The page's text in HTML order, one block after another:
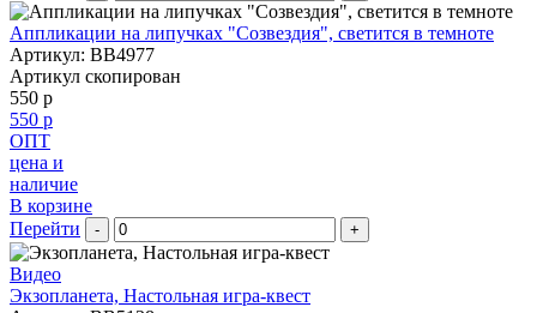
Аппликации на липучках "Созвездия", светится в темноте
Артикул: BB4977
Артикул скопирован
550 р
550 р
ОПТ
цена и
наличие
В корзине
Перейти
- +
Видео
Экзопланета, Настольная игра-квест